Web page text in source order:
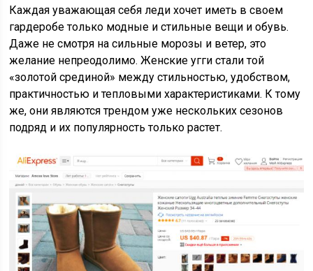
Каждая уважающая себя леди хочет иметь в своем
гардеробе только модные и стильные вещи и обувь.
Даже не смотря на сильные морозы и ветер, это
желание непреодолимо. Женские угги стали той
«золотой срединой» между стильностью, удобством,
практичностью и тепловыми характеристиками. К тому
же, они являются трендом уже нескольких сезонов
подряд и их популярность только растет.